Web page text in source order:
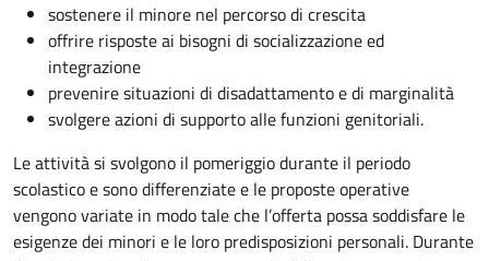
sostenere il minore nel percorso di crescita
offrire risposte ai bisogni di socializzazione ed
integrazione
prevenire situazioni di disadattamento e di marginalità
svolgere azioni di supporto alle funzioni genitoriali.
Le attività si svolgono il pomeriggio durante il periodo
scolastico e sono differenziate e le proposte operative
vengono variate in modo tale che l’offerta possa soddisfare le
esigenze dei minori e le loro predisposizioni personali. Durante